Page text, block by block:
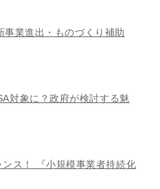
業進出・ものづくり補助
対象に？政府が検討する魅
ス！ 『小規模事業者持続化